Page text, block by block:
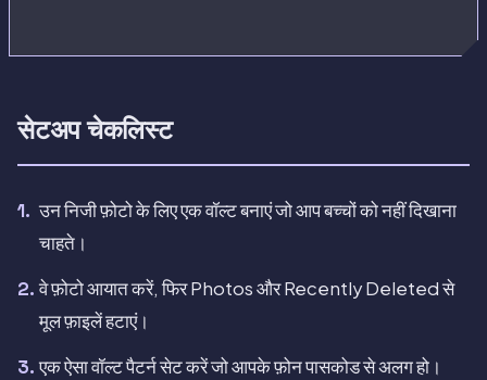
सेटअप चेकलिस्ट
उन निजी फ़ोटो के लिए एक वॉल्ट बनाएं जो आप बच्चों को नहीं दिखाना
चाहते।
वे फ़ोटो आयात करें, फिर Photos और Recently Deleted से
मूल फ़ाइलें हटाएं।
एक ऐसा वॉल्ट पैटर्न सेट करें जो आपके फ़ोन पासकोड से अलग हो।